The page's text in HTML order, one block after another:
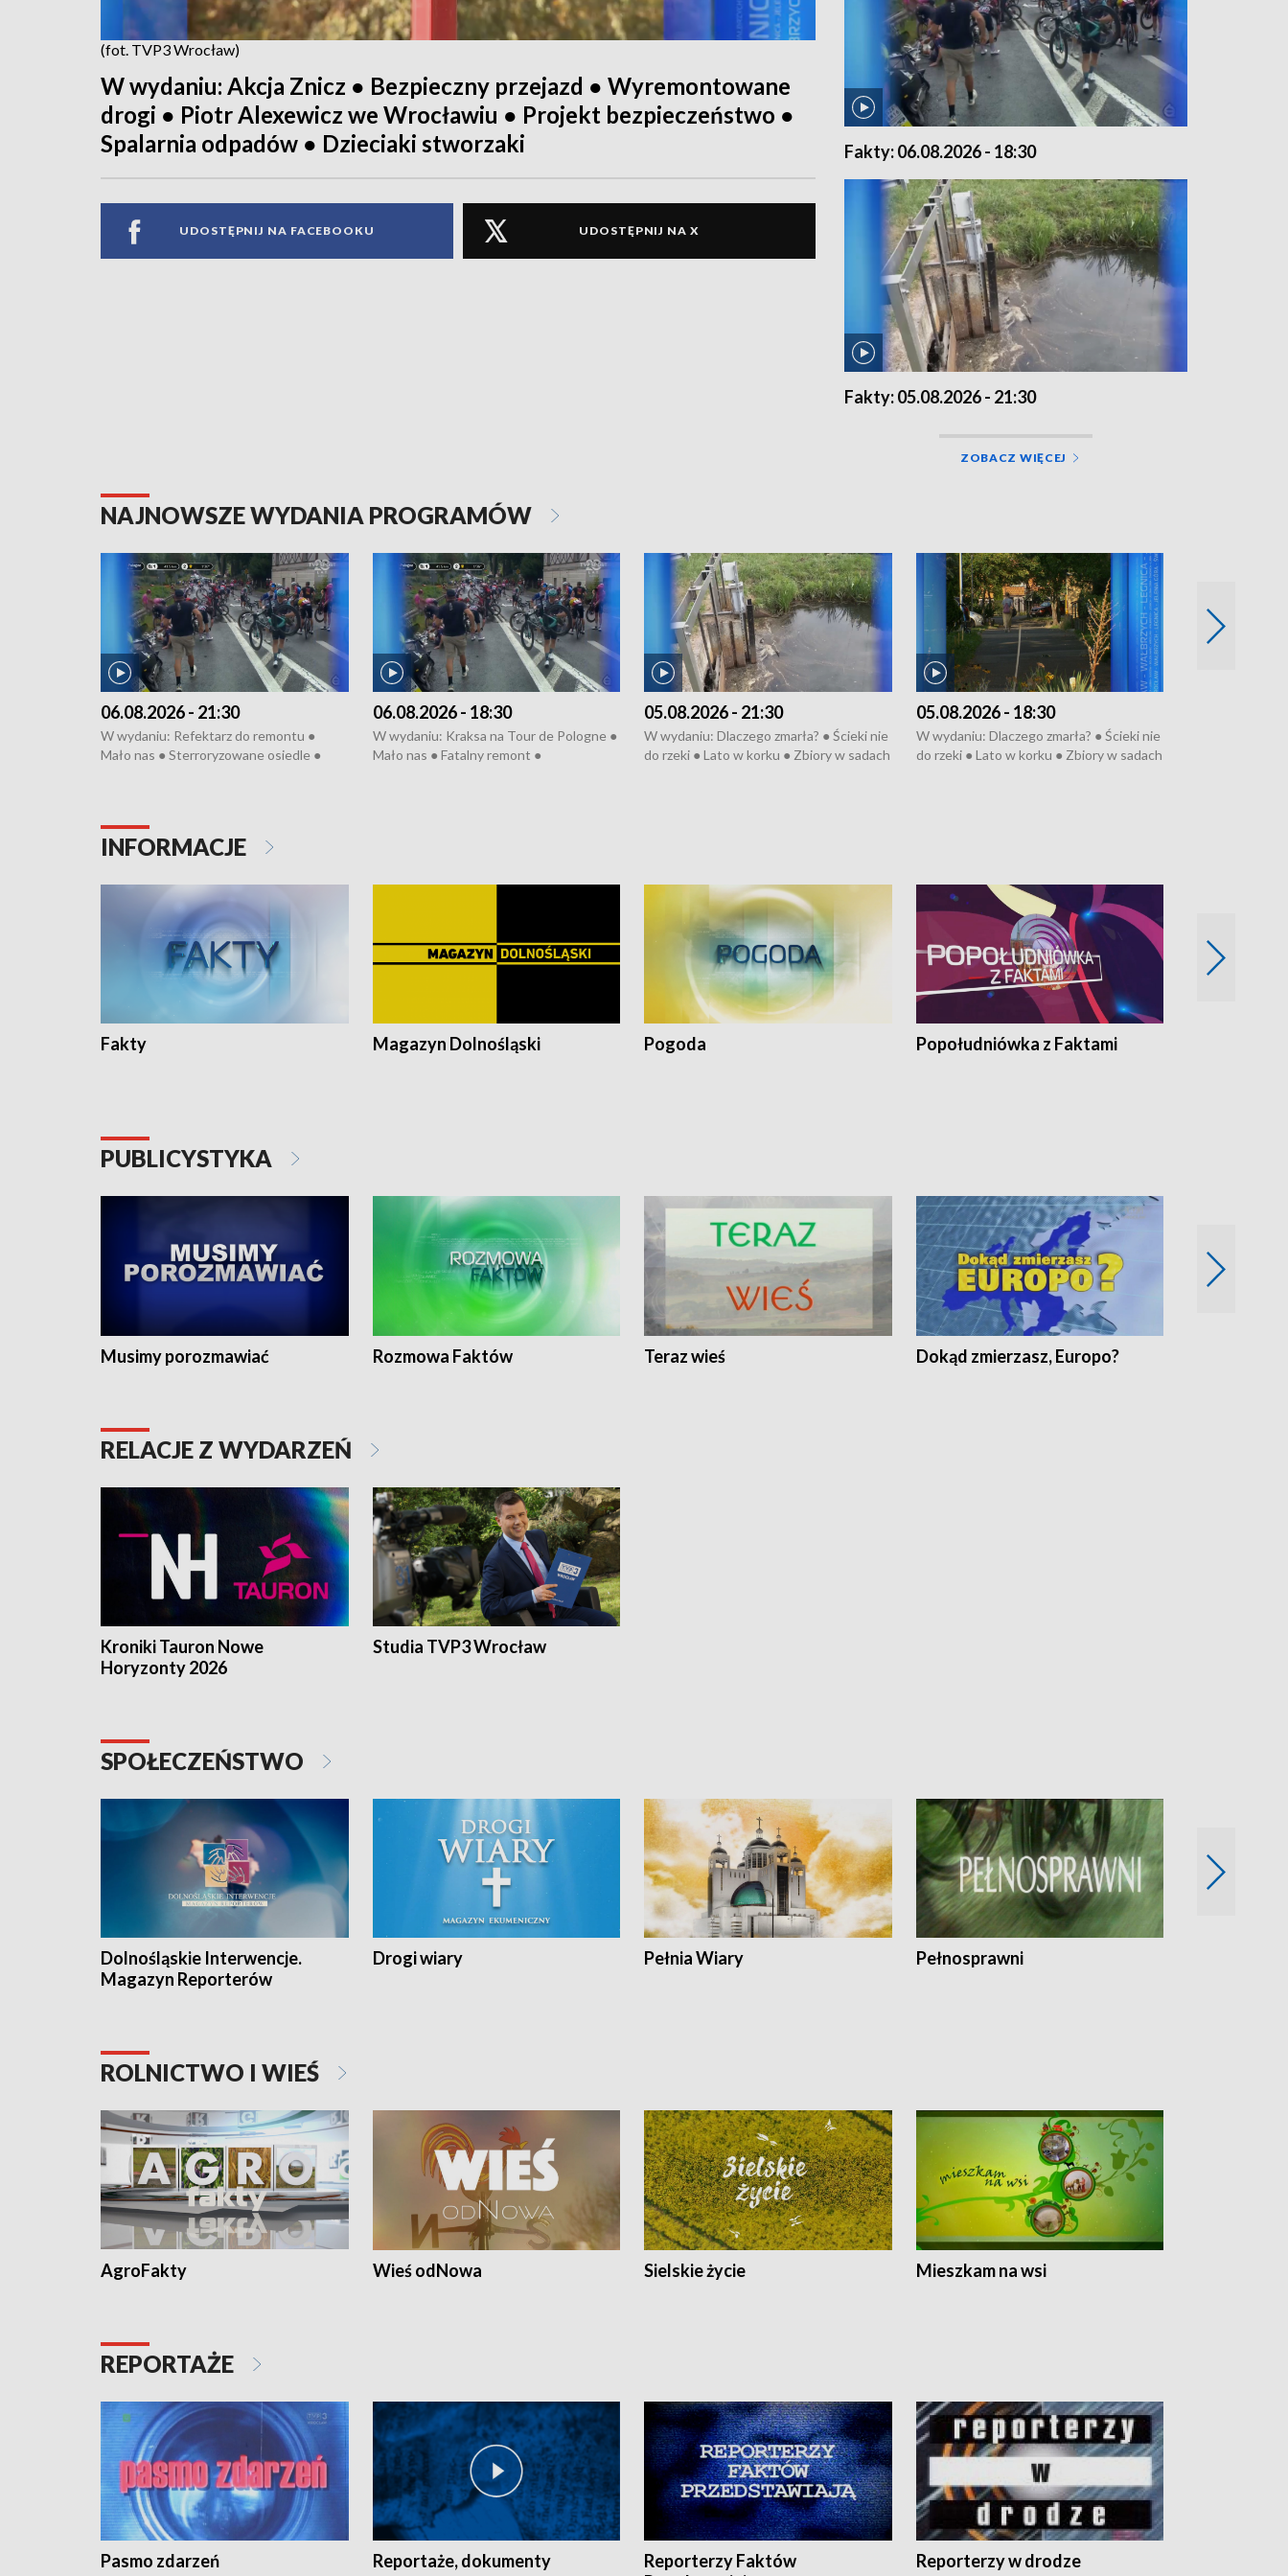
(fot. TVP3 Wrocław)
W wydaniu: Akcja Znicz ● Bezpieczny przejazd ● Wyremontowane
drogi ● Piotr Alexewicz we Wrocławiu ● Projekt bezpieczeństwo ●
Spalarnia odpadów ● Dzieciaki stworzaki
UDOSTĘPNIJ NA FACEBOOKU UDOSTĘPNIJ NA X
Fakty: 06.08.2026 - 18:30
Fakty: 05.08.2026 - 21:30
ZOBACZ WIĘCEJ
NAJNOWSZE WYDANIA PROGRAMÓW
06.08.2026 - 21:30
W wydaniu: Refektarz do remontu ●
Mało nas ● Sterroryzowane osiedle ●
Pologne
06.08.2026 - 18:30
W wydaniu: Kraksa na Tour de Pologne ●
Mało nas ● Fatalny remont ●
05.08.2026 - 21:30
W wydaniu: Dlaczego zmarła? ● Ścieki nie
do rzeki ● Lato w korku ● Zbiory w sadach
05.08.2026 - 18:30
W wydaniu: Dlaczego zmarła? ● Ścieki nie
do rzeki ● Lato w korku ● Zbiory w sadach
INFORMACJE
Fakty Magazyn Dolnośląski Pogoda Popołudniówka z Faktami
PUBLICYSTYKA
Musimy porozmawiać Rozmowa Faktów Teraz wieś Dokąd zmierzasz, Europo?
RELACJE Z WYDARZEŃ
Kroniki Tauron Nowe
Horyzonty 2026
Studia TVP3 Wrocław
SPOŁECZEŃSTWO
Dolnośląskie Interwencje.
Magazyn Reporterów
Drogi wiary Pełnia Wiary Pełnosprawni
ROLNICTWO I WIEŚ
AgroFakty Wieś odNowa Sielskie życie Mieszkam na wsi
REPORTAŻE
Pasmo zdarzeń Reportaże, dokumenty
Reporterzy Faktów
Reporterzy w drodze